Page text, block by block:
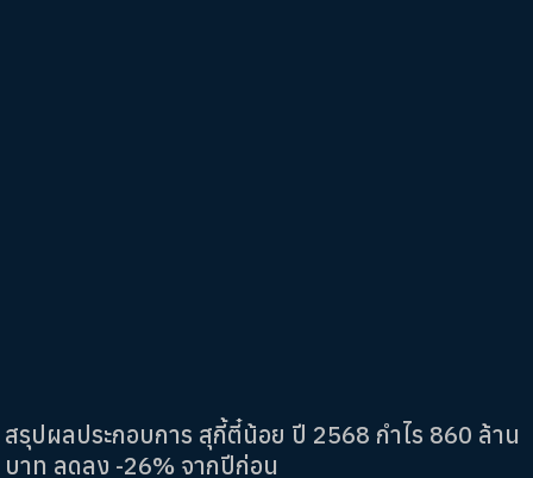
สรุปผลประกอบการ สุกี้ตี๋น้อย ปี 2568 กำไร 860 ล้าน
บาท ลดลง -26% จากปีก่อน